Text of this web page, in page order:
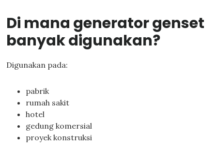
Di mana generator genset
banyak digunakan?
Digunakan pada:
pabrik
rumah sakit
hotel
gedung komersial
proyek konstruksi